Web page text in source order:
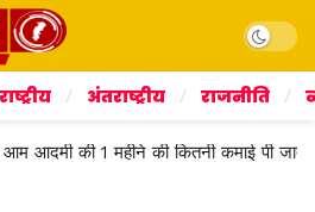
Dark
राष्ट्रीय अंतराष्ट्रीय राजनीति
आदमी की 1 महीने की कितनी कमाई पी जाता